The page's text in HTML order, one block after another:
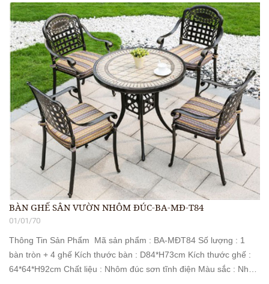
BÀN GHẾ SÂN VƯỜN NHÔM ĐÚC-BA-MĐ-T84
01/01/70
Thông Tin Sản Phẩm Mã sản phẩm : BA-MĐT84 Số lượng : 1
bàn tròn + 4 ghế Kích thước bàn : D84*H73cm Kích thước ghế :
64*64*H92cm Chất liệu : Nhôm đúc sơn tĩnh điện Màu sắc : Như